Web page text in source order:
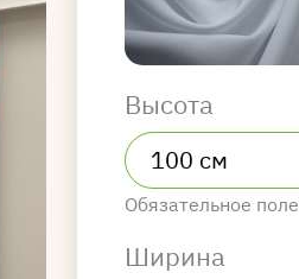
Высота
Обязательное поле
Ширина